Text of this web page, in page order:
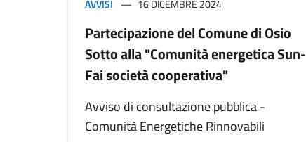
AVVISI 16 DICEMBRE 2024
Partecipazione del Comune di Osio
Sotto alla "Comunità energetica Sun-
Fai società cooperativa"
Avviso di consultazione pubblica -
Comunità Energetiche Rinnovabili